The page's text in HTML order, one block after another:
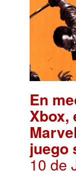
En
Xbox,
juego
10 de